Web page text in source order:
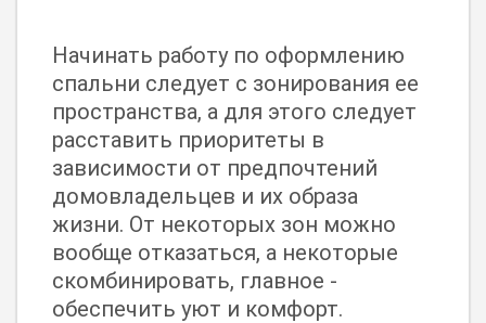
Начинать работу по оформлению
спальни следует с зонирования ее
пространства, а для этого следует
расставить приоритеты в
зависимости от предпочтений
домовладельцев и их образа
жизни. От некоторых зон можно
вообще отказаться, а некоторые
скомбинировать, главное -
обеспечить уют и комфорт.